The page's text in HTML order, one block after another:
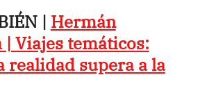
| Hermán
| Viajes temáticos:
realidad supera a la